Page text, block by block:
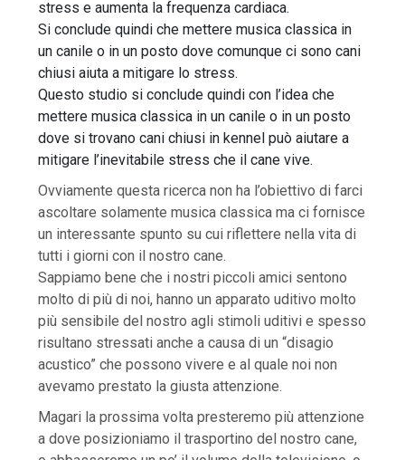
stress e aumenta la frequenza cardiaca.
Si conclude quindi che mettere musica classica in
un canile o in un posto dove comunque ci sono cani
chiusi aiuta a mitigare lo stress.
Questo studio si conclude quindi con l’idea che
mettere musica classica in un canile o in un posto
dove si trovano cani chiusi in kennel può aiutare a
mitigare l’inevitabile stress che il cane vive.
Ovviamente questa ricerca non ha l’obiettivo di farci
ascoltare solamente musica classica ma ci fornisce
un interessante spunto su cui riflettere nella vita di
tutti i giorni con il nostro cane.
Sappiamo bene che i nostri piccoli amici sentono
molto di più di noi, hanno un apparato uditivo molto
più sensibile del nostro agli stimoli uditivi e spesso
risultano stressati anche a causa di un “disagio
acustico” che possono vivere e al quale noi non
avevamo prestato la giusta attenzione.
Magari la prossima volta presteremo più attenzione
a dove posizioniamo il trasportino del nostro cane,